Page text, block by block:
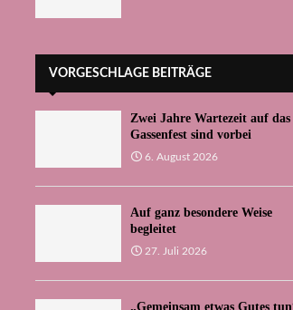
VORGESCHLAGE BEITRÄGE
Zwei Jahre Wartezeit auf das
Gassenfest sind vorbei
6. August 2026
Auf ganz besondere Weise
begleitet
27. Juli 2026
„Gemeinsam etwas Gutes